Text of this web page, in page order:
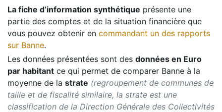
La fiche d’information synthétique présente une
partie des comptes et de la situation financière que
vous pouvez obtenir en commandant un des rapports
sur Banne.
Les données présentées sont des données en Euro
par habitant ce qui permet de comparer Banne à la
moyenne de la strate (regroupement de communes de
taille et de fiscalité similaire, la strate est une
classification de la Direction Générale des Collectivités